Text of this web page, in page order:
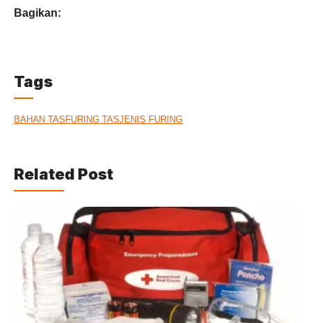
Bagikan:
Tags
BAHAN TAS FURING TASJENIS FURING
Related Post